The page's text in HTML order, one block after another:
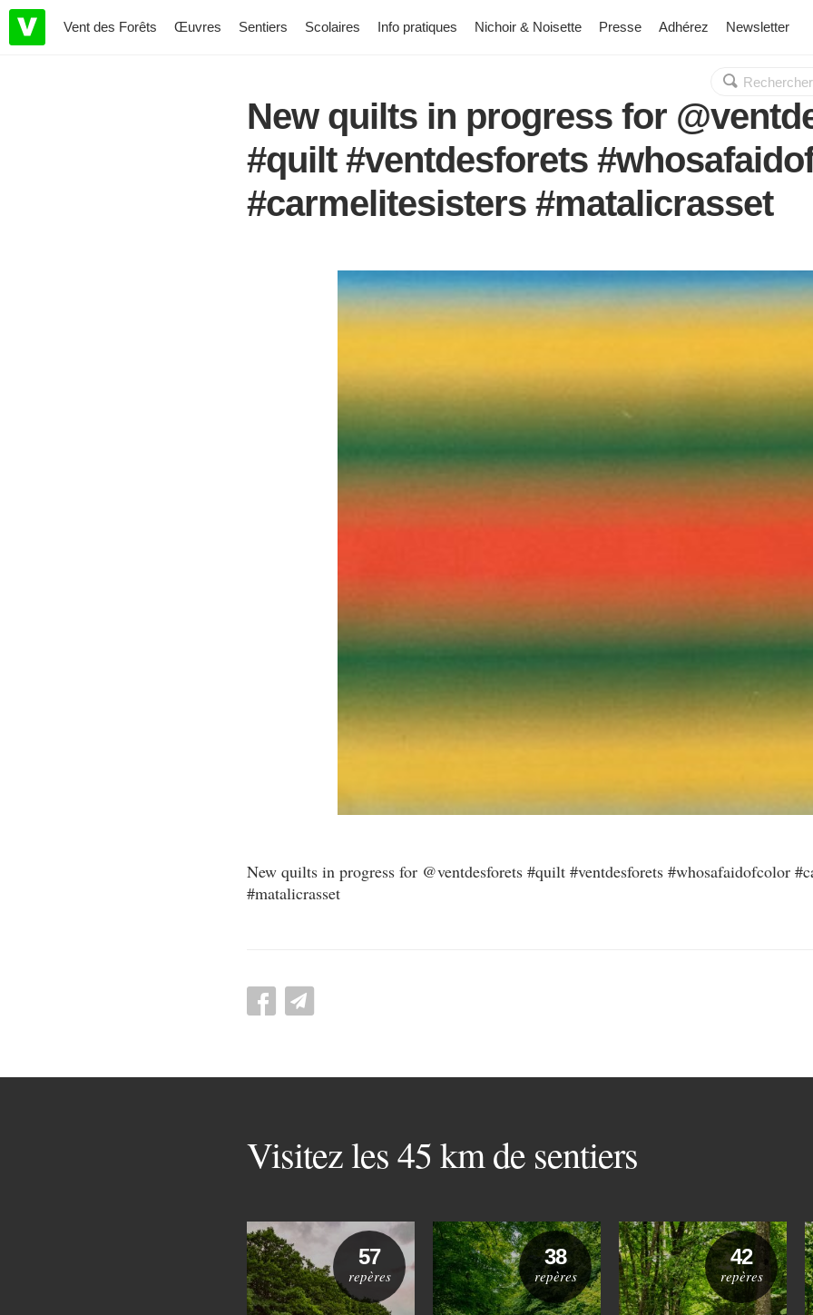
Vent des Forêts Œuvres Sentiers Scolaires Info pratiques Nichoir & Noisette Presse Adhérez Newsletter
Rechercher :
OK
New quilts in progress for
#quilt #ventdesforets
#carmelitesisters #matalicrasset
New quilts in progress for @ventdesforets #quilt #ventdesforets #whosafaidofcolor
#matalicrasset
Visitez les 45 km de sentiers
57
repères
38
repères
42
repères